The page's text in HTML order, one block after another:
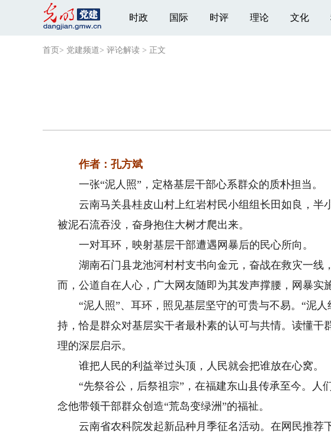
时政 国际 时评 理论 文化
首页 > 党建频道> 评论解读 > 正文
作者：孔方斌
一张“泥人照”，定格基层干部心系群众的质朴担当。
云南马关县桂皮山村上红岩村民小组组长田如良，半
被泥石流吞没，奋身抱住大树才爬出来。
一对耳环，映射基层干部遭遇网暴后的民心所向。
湖南石门县龙池河村村支书向金元，奋战在救灾一线
而，公道自在人心，广大网友随即为其发声撑腰，网暴实
“泥人照”、耳环，照见基层坚守的可贵与不易。“泥人
持，恰是群众对基层实干者最朴素的认可与共情。读懂干
理的深层启示。
谁把人民的利益举过头顶，人民就会把谁放在心窝。
“先祭谷公，后祭祖宗”，在福建东山县传承至今。人
念他带领干部群众创造“荒岛变绿洲”的福祉。
云南省农科院发起新品种月季征名活动。在网民推荐